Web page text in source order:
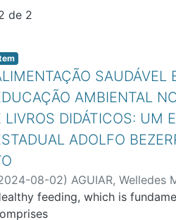
de 2
SAUDÁVEL
AMBIENTAL
LIVROS DIDÁTICOS: UM
ADOLFO
08-02)AGUIAR, Welledes
feeding, which is